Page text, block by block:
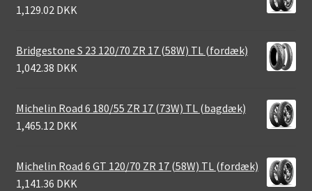
1,129.02 DKK
Bridgestone S 23 120/70 ZR 17 (58W) TL (fordæk)
1,042.38 DKK
Michelin Road 6 180/55 ZR 17 (73W) TL (bagdæk)
1,465.12 DKK
Michelin Road 6 GT 120/70 ZR 17 (58W) TL (fordæk)
1,141.36 DKK